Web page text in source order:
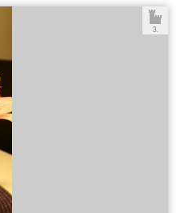
3.